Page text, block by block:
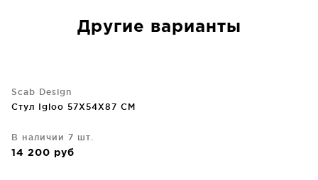
Другие варианты
Scab Design
Стул Igloo 57X54X87 CM
В наличии 7 шт.
14 200 руб